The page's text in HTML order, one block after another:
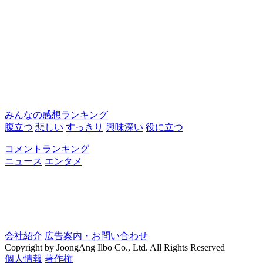
みんなの感想ランキング
腹立つ 悲しい すっきり 興味深い 役に立つ
コメントランキング
ニュース エンタメ
会社紹介 広告案内・お問い合わせ
Copyright by JoongAng Ilbo Co., Ltd. All Rights Reserved
個人情報 著作権